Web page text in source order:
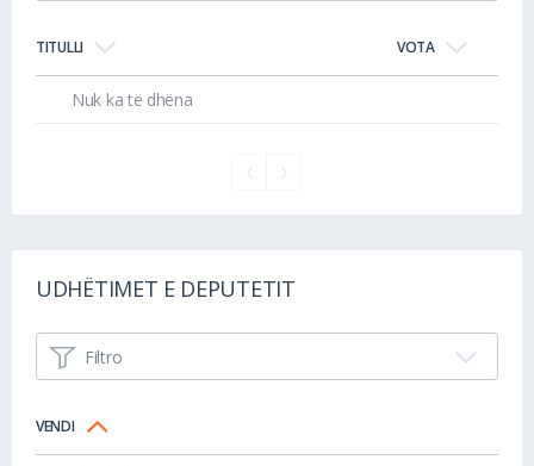
TITULLI VOTA
Nuk ka të dhëna
UDHËTIMET E DEPUTETIT
Filtro
VENDI